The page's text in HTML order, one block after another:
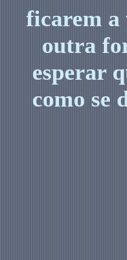
ficarem a
outra
esperar
como se